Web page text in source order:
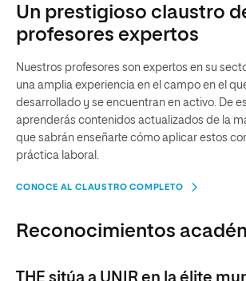
Un prestigioso claustro
profesores expertos
Nuestros profesores son expertos en su
una amplia experiencia en el campo en el
desarrollado y se encuentran en activo. De
aprenderás contenidos actualizados de la
que sabrán enseñarte cómo aplicar estos
práctica laboral.
CONOCE AL CLAUSTRO COMPLETO
Reconocimientos
THE sitúa a UNIR en la élite